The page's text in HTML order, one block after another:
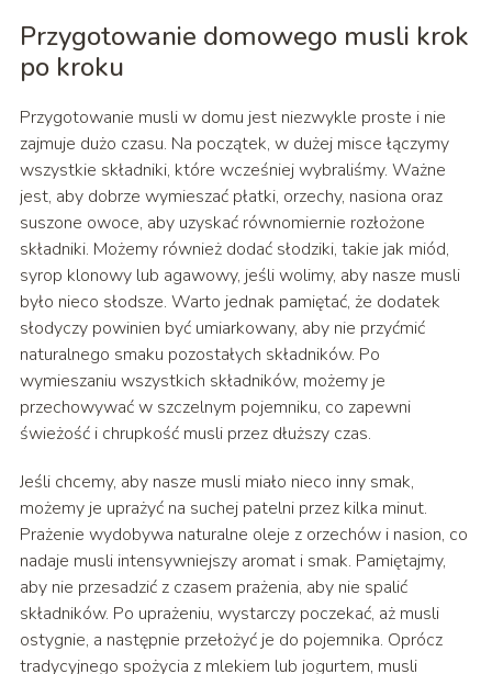
Przygotowanie domowego musli krok
po kroku
Przygotowanie musli w domu jest niezwykle proste i nie
zajmuje dużo czasu. Na początek, w dużej misce łączymy
wszystkie składniki, które wcześniej wybraliśmy. Ważne
jest, aby dobrze wymieszać płatki, orzechy, nasiona oraz
suszone owoce, aby uzyskać równomiernie rozłożone
składniki. Możemy również dodać słodziki, takie jak miód,
syrop klonowy lub agawowy, jeśli wolimy, aby nasze musli
było nieco słodsze. Warto jednak pamiętać, że dodatek
słodyczy powinien być umiarkowany, aby nie przyćmić
naturalnego smaku pozostałych składników. Po
wymieszaniu wszystkich składników, możemy je
przechowywać w szczelnym pojemniku, co zapewni
świeżość i chrupkość musli przez dłuższy czas.
Jeśli chcemy, aby nasze musli miało nieco inny smak,
możemy je uprażyć na suchej patelni przez kilka minut.
Prażenie wydobywa naturalne oleje z orzechów i nasion, co
nadaje musli intensywniejszy aromat i smak. Pamiętajmy,
aby nie przesadzić z czasem prażenia, aby nie spalić
składników. Po uprażeniu, wystarczy poczekać, aż musli
ostygnie, a następnie przełożyć je do pojemnika. Oprócz
tradycyjnego spożycia z mlekiem lub jogurtem, musli